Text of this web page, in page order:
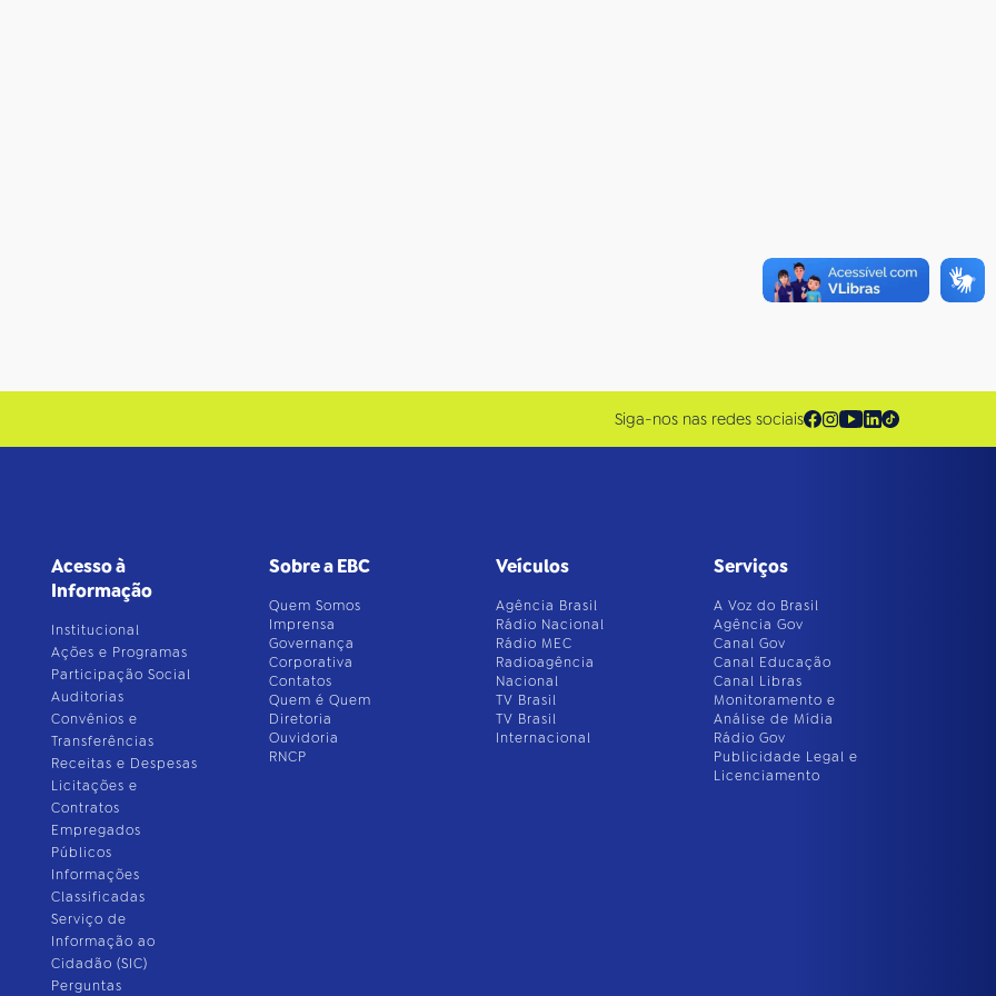
Siga-nos nas redes sociais
Acesso à
Informação
Institucional
Ações e Programas
Participação Social
Auditorias
Convênios e
Transferências
Receitas e Despesas
Licitações e
Contratos
Empregados
Públicos
Informações
Classificadas
Serviço de
Informação ao
Cidadão (SIC)
Perguntas
Sobre a EBC
Quem Somos
Imprensa
Governança
Corporativa
Contatos
Quem é Quem
Diretoria
Ouvidoria
RNCP
Veículos
Agência Brasil
Rádio Nacional
Rádio MEC
Radioagência
Nacional
TV Brasil
TV Brasil
Internacional
Serviços
A Voz do Brasil
Agência Gov
Canal Gov
Canal Educação
Canal Libras
Monitoramento e
Análise de Mídia
Rádio Gov
Publicidade Legal e
Licenciamento